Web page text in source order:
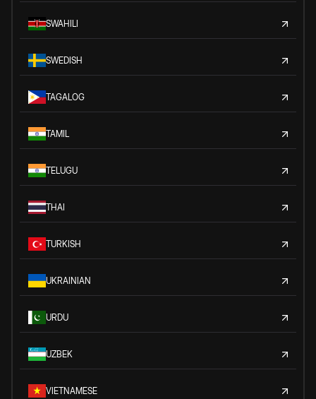
SWAHILI
SWEDISH
TAGALOG
TAMIL
TELUGU
THAI
TURKISH
UKRAINIAN
URDU
UZBEK
VIETNAMESE